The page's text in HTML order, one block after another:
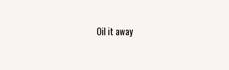
Oil it away